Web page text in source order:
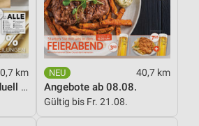
km
Wohnideen so individuell wie du!
40,7 km
Angebote ab 08.08.
Gültig bis Fr. 21.08.
durch Statistiken oder
aus verschiedenen
der Angebote
Daten zur Auswahl von